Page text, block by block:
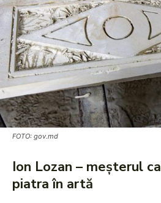
FOTO: gov.md
Ion Lozan – meșterul
piatra în artă